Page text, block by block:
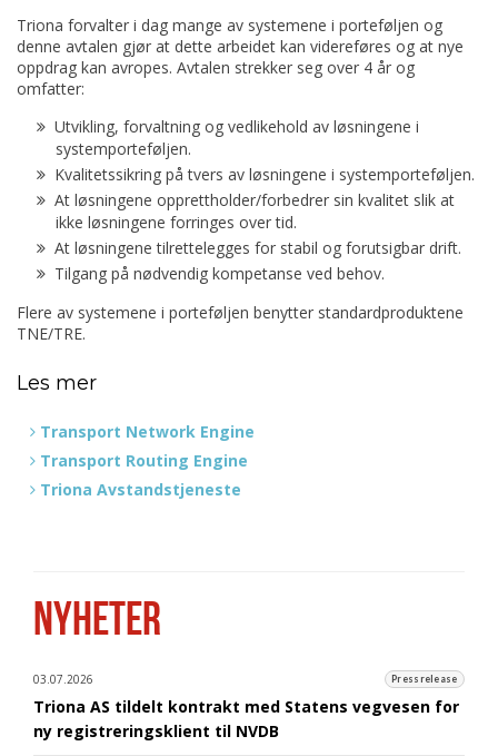
Triona forvalter i dag mange av systemene i porteføljen og
denne avtalen gjør at dette arbeidet kan videreføres og at nye
oppdrag kan avropes. Avtalen strekker seg over 4 år og
omfatter:
Utvikling, forvaltning og vedlikehold av løsningene i
systemporteføljen.
Kvalitetssikring på tvers av løsningene i systemporteføljen.
At løsningene opprettholder/forbedrer sin kvalitet slik at
ikke løsningene forringes over tid.
At løsningene tilrettelegges for stabil og forutsigbar drift.
Tilgang på nødvendig kompetanse ved behov.
Flere av systemene i porteføljen benytter standardproduktene
TNE/TRE.
Les mer
Transport Network Engine
Transport Routing Engine
Triona Avstandstjeneste
NYHETER
03.07.2026 Pressrelease
Triona AS tildelt kontrakt med Statens vegvesen for
ny registreringsklient til NVDB